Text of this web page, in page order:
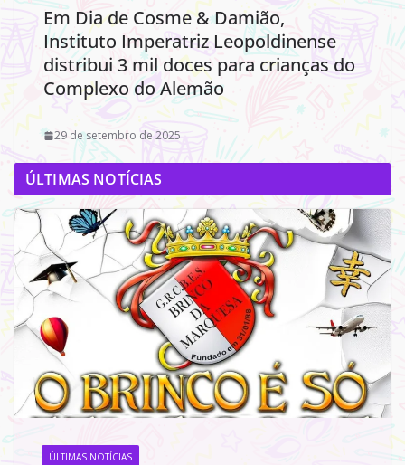
Em Dia de Cosme & Damião,
Instituto Imperatriz Leopoldinense
distribui 3 mil doces para crianças do
Complexo do Alemão
29 de setembro de 2025
ÚLTIMAS NOTÍCIAS
ÚLTIMAS NOTÍCIAS